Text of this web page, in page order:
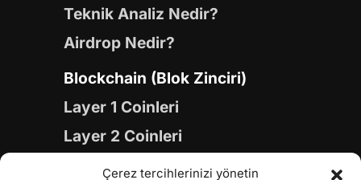
Çerez tercihlerinizi yönetin
Teknik Analiz Nedir?
Airdrop Nedir?
Blockchain (Blok Zinciri)
Layer 1 Coinleri
Layer 2 Coinleri
Yapay Zeka (AI) Coinleri